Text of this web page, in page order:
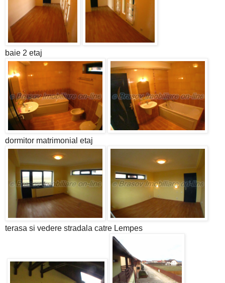
baie 2 etaj
dormitor matrimonial etaj
terasa si vedere stradala catre Lempes